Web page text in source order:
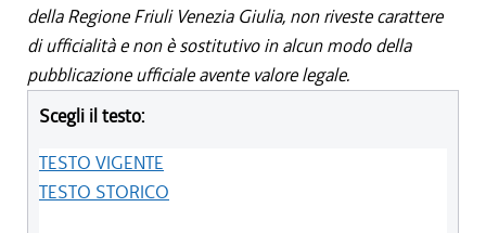
della Regione Friuli Venezia Giulia, non riveste carattere
di ufficialità e non è sostitutivo in alcun modo della
pubblicazione ufficiale avente valore legale.
Scegli il testo:
TESTO VIGENTE
TESTO STORICO